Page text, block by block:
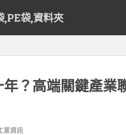
,PE袋,資料夾
？高端關鍵產業
業資訊